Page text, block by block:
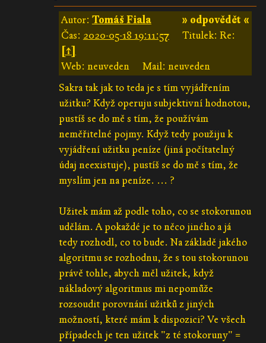
» odpovědět «
Autor: Tomáš Fiala
Čas: 2020-05-18 19:11:57
Titulek: Re:
[↑]
Web: neuveden
Mail: neuveden
Sakra tak jak to teda je s tím vyjádřením
užitku? Když operuju subjektivní hodnotou,
pustíš se do mě s tím, že používám
neměřitelné pojmy. Když tedy použiju k
vyjádření užitku peníze (jiná počítatelný
údaj neexistuje), pustíš se do mě s tím, že
myslím jen na peníze. ... ?
Užitek mám až podle toho, co se stokorunou
udělám. A pokaždé je to něco jiného a já
tedy rozhodl, co to bude. Na základě jakého
algoritmu se rozhodnu, že s tou stokorunou
právě tohle, abych měl užitek, když
nákladový algoritmus mi nepomůže
rozsoudit porovnání užitků z jiných
možností, které mám k dispozici? Ve všech
případech je ten užitek "z té stokoruny" =